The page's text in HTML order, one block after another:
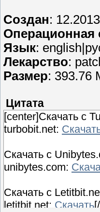
Создан: 12.2013
Операционная
Язык:
Лекарство:
Размер: 393.76
Цитата
[center]Скачать с
turbobit.net:
Скачать с
unibytes.com:
Скачать с
letitbit.net: Скачать